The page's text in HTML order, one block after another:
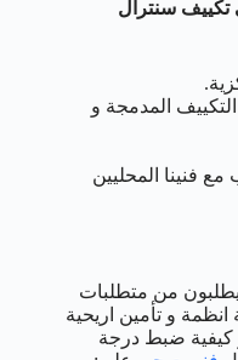
سنترال
المدمجة و
فنينا المحليين
يطلبون من متطلبات
و تأمين اريحية
كيفية ضبط درجة